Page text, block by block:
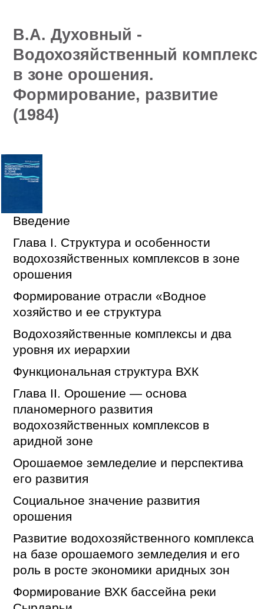
В.А. Духовный -
Водохозяйственный комплекс
в зоне орошения.
Формирование, развитие
(1984)
Введение
Глава I. Структура и особенности
водохозяйственных комплексов в зоне
орошения
Формирование отрасли «Водное
хозяйство и ее структура
Водохозяйственные комплексы и два
уровня их иерархии
Функциональная структура ВХК
Глава II. Орошение — основа
планомерного развития
водохозяйственных комплексов в
аридной зоне
Орошаемое земледелие и перспектива
его развития
Социальное значение развития
орошения
Развитие водохозяйственного комплекса
на базе орошаемого земледелия и его
роль в росте экономики аридных зон
Формирование ВХК бассейна реки